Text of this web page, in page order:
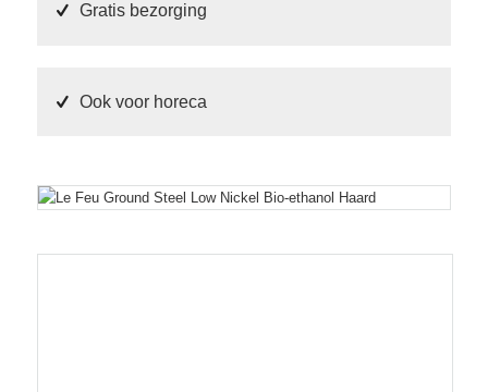
Gratis bezorging
Ook voor horeca